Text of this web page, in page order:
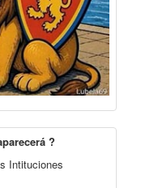
?
Intituciones